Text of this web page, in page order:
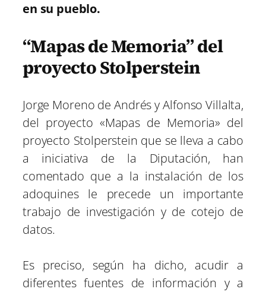
en su pueblo.
“Mapas de Memoria” del
proyecto Stolperstein
Jorge Moreno de Andrés y Alfonso Villalta,
del proyecto «Mapas de Memoria» del
proyecto Stolperstein que se lleva a cabo
a iniciativa de la Diputación, han
comentado que a la instalación de los
adoquines le precede un importante
trabajo de investigación y de cotejo de
datos.
Es preciso, según ha dicho, acudir a
diferentes fuentes de información y a